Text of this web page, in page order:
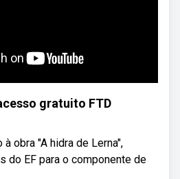
gratuito FTD
obra "A hidra de Lerna",
do EF para o componente de